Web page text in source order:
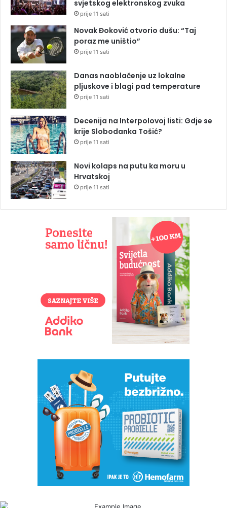
svjetskog elektronskog zvuka
prije 11 sati
Novak Đoković otvorio dušu: “Taj
poraz me uništio”
prije 11 sati
Danas naoblačenje uz lokalne
pljuskove i blagi pad temperature
prije 11 sati
Decenija na Interpolovoj listi: Gdje se
krije Slobodanka Tošić?
prije 11 sati
Novi kolaps na putu ka moru u
Hrvatskoj
prije 11 sati